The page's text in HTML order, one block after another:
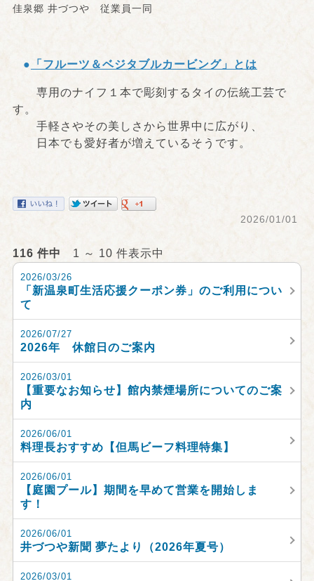
佳泉郷 井づつや 従業員一同
● 「フルーツ＆ベジタブルカービング」とは
専用のナイフ１本で彫刻するタイの伝統工芸で
す。
手軽さやその美しさから世界中に広がり、
日本でも愛好者が増えているそうです。
2026/01/01
116 件中 1 ～ 10 件表示中
2026/03/26
「新温泉町生活応援クーポン券」のご利用につい
て
2026/07/27
2026年 休館日のご案内
2026/03/01
【重要なお知らせ】館内禁煙場所についてのご案
内
2026/06/01
料理長おすすめ【但馬ビーフ料理特集】
2026/06/01
【庭園プール】期間を早めて営業を開始しま
す！
2026/06/01
井づつや新聞 夢たより（2026年夏号）
2026/03/01